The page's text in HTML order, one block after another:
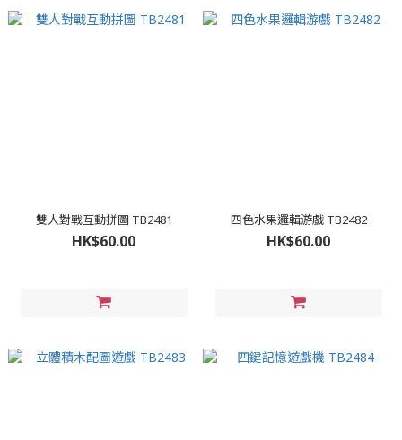
雙人對戰互動拼圖 TB2481
HK$60.00
四色水果邏輯游戲 TB2482
HK$60.00